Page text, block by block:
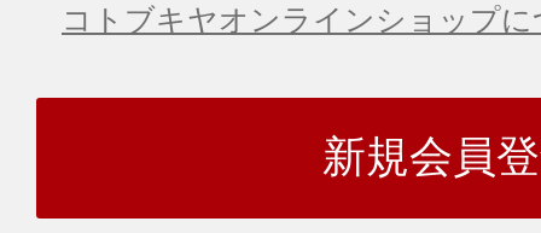
コトブキヤオンラインショップ